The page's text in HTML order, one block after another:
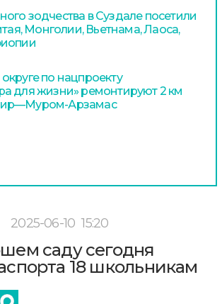
зодчества в Суздале посетили
Монголии, Вьетнама, Лаоса,
по нацпроекту
для жизни» ремонтируют 2 км
Арзамас
2025-06-10 15:20
саду сегодня
18 школьникам